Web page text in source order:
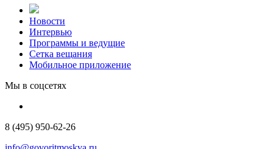
Новости
Интервью
Программы и ведущие
Сетка вещания
Мобильное приложение
Мы в соцсетях
8 (495) 950-62-26